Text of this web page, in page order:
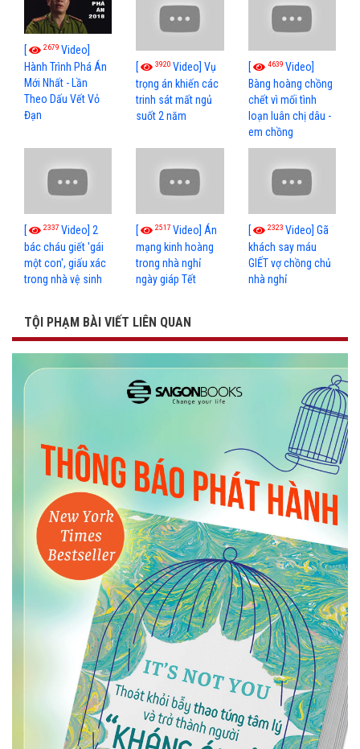
[ 2679 Video]
Hành Trình Phá Án
Mới Nhất - Lần
Theo Dấu Vết Vỏ
Đạn
[ 3920Video] Vụ
trọng án khiến các
trinh sát mất ngủ
suốt 2 năm
[ 4639 Video]
Bàng hoàng chồng
chết vì mối tình
loạn luân chị dâu -
em chồng
[ 2337 Video] 2
bác cháu giết 'gái
một con', giấu xác
trong nhà vệ sinh
[ 2517Video] Án
mạng kinh hoàng
trong nhà nghỉ
ngày giáp Tết
[ 2323 Video] Gã
khách say máu
GIẾT vợ chồng chủ
nhà nghỉ
TỘI PHẠM BÀI VIẾT LIÊN QUAN